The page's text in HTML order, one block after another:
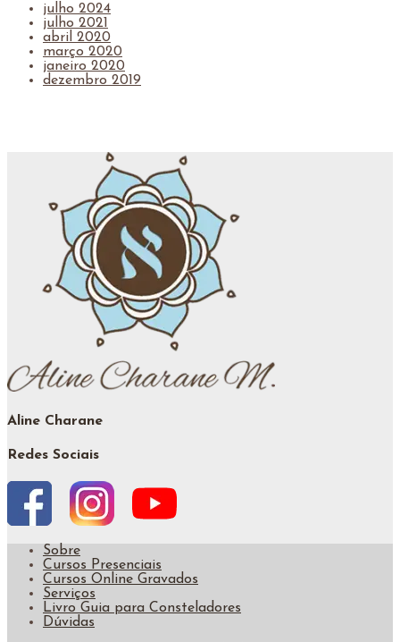
julho 2024
julho 2021
abril 2020
março 2020
janeiro 2020
dezembro 2019
Aline Charane
Redes Sociais
Sobre
Cursos Presenciais
Cursos Online Gravados
Serviços
Livro Guia para Consteladores
Dúvidas